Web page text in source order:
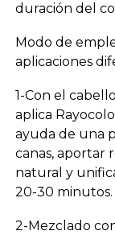
duración del
Modo de
aplicaciones
1-Con el
aplica
ayuda de una
canas, aportar
natural y
20-30 minutos.
2-Mezclado